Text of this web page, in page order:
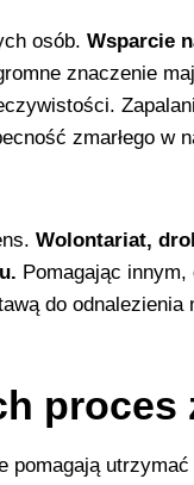
osób. Wsparcie
znaczenie
zmarłego
Wolontariat,
Pomagając
do odnalezienia
proces